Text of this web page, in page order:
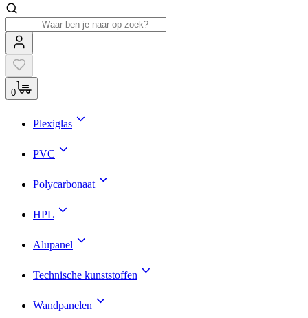
0
Plexiglas
PVC
Polycarbonaat
HPL
Alupanel
Technische kunststoffen
Wandpanelen